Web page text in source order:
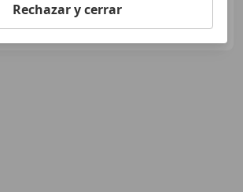
Rechazar y cerrar